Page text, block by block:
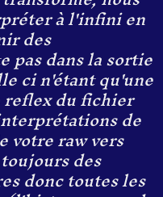
à l'infini en
des
dans la sortie
ci n'étant qu'une
du fichier
de
votre raw vers
des
donc toutes les